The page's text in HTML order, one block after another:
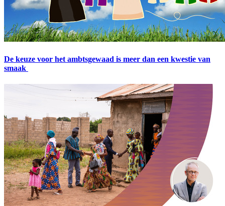
De keuze voor het ambtsgewaad is meer dan een kwestie van
smaak